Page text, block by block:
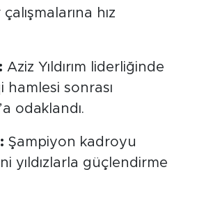
hız
Aziz Yıldırım liderliğinde
hamlesi sonrası
odaklandı.
Şampiyon kadroyu
yıldızlarla güçlendirme